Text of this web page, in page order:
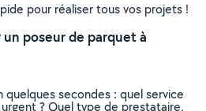
pour réaliser tous vos projets !
poseur de parquet à
quelques secondes : quel service
? Quel type de prestataire,